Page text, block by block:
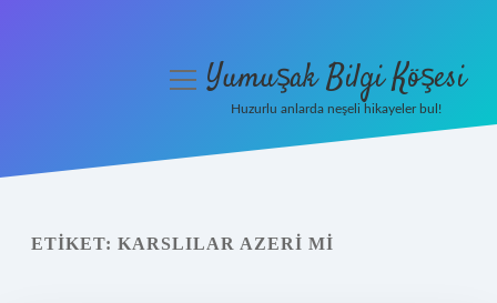
Yasal Uyarı
menüyüYumuşak Bilgi Köşesi
Huzurlu anlarda neşeli hikayeler bul!
ETIKET: KARSLILAR AZERI MI